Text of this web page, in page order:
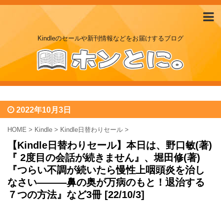
Kindleのセールや新刊情報などをお届けするブログ
2022年10月3日
HOME > Kindle > Kindle日替わりセール >
【Kindle日替わりセール】本日は、野口敏(著)
『 2度目の会話が続きません』、堀田修(著)
『つらい不調が続いたら慢性上咽頭炎を治し
なさい―――鼻の奥が万病のもと！退治する
７つの方法』など3冊 [22/10/3]